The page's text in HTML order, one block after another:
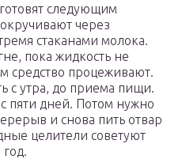
следующим
через
стаканами молока.
пока жидкость не
средство процеживают.
с утра, до приема пищи.
пяти дней. Потом нужно
и снова пить отвар
целители советуют